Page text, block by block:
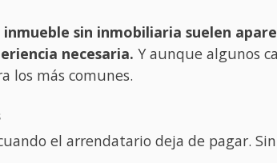
sin inmobiliaria suelen
necesaria. Y aunque algunos
los más comunes.
el arrendatario deja de pagar.